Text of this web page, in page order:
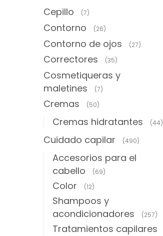
Cepillo (7)
Contorno (26)
Contorno de ojos (27)
Correctores (35)
Cosmetiqueras y
maletines
(7)
Cremas (50)
Cremas hidratantes (44)
Cuidado capilar (490)
Accesorios para el
cabello
(69)
Color (12)
Shampoos y
acondicionadores
(257)
Tratamientos capilares